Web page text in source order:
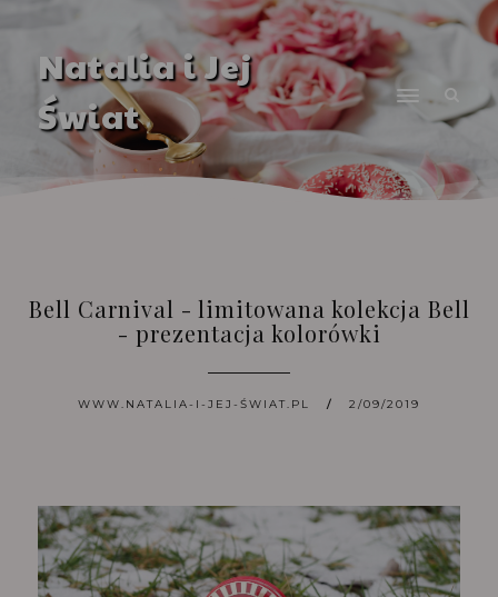
Natalia i Jej
Świat
Bell Carnival - limitowana kolekcja Bell
- prezentacja kolorówki
WWW.NATALIA-I-JEJ-ŚWIAT.PL 2/09/2019